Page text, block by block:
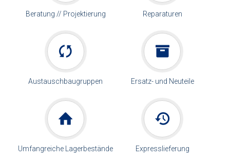
Beratung // Projektierung Reparaturen
Austauschbaugruppen Ersatz- und Neuteile
Umfangreiche Lagerbestände Expresslieferung